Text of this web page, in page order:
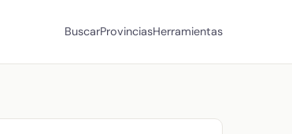
BuscarProvinciasHerramientas